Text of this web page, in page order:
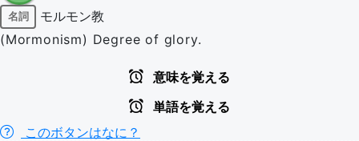
名詞
モルモン教
(Mormonism) Degree of glory.
意味を覚える
単語を覚える
このボタンはなに？